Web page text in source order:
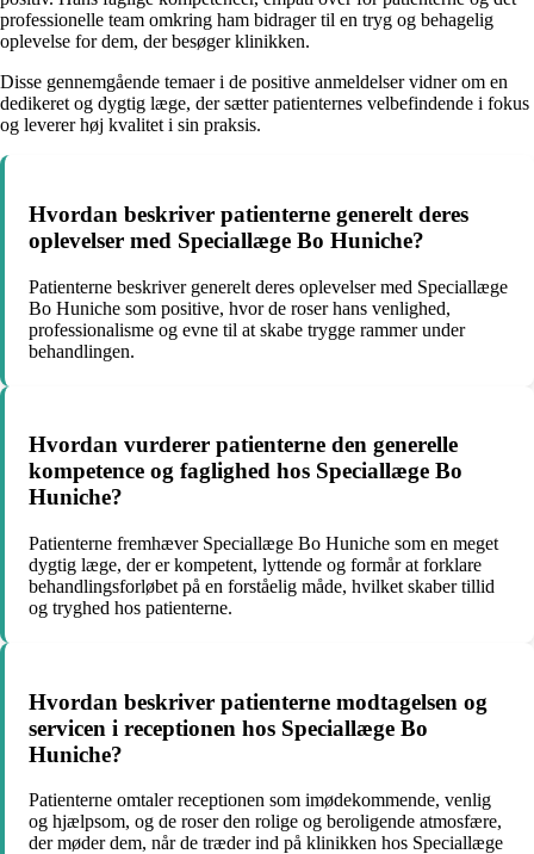
professionelle team omkring ham bidrager til en tryg og behagelig
oplevelse for dem, der besøger klinikken.
Disse gennemgående temaer i de positive anmeldelser vidner om en
dedikeret og dygtig læge, der sætter patienternes velbefindende i fokus
og leverer høj kvalitet i sin praksis.
Hvordan beskriver patienterne generelt deres
oplevelser med Speciallæge Bo Huniche?
Patienterne beskriver generelt deres oplevelser med Speciallæge
Bo Huniche som positive, hvor de roser hans venlighed,
professionalisme og evne til at skabe trygge rammer under
behandlingen.
Hvordan vurderer patienterne den generelle
kompetence og faglighed hos Speciallæge Bo
Huniche?
Patienterne fremhæver Speciallæge Bo Huniche som en meget
dygtig læge, der er kompetent, lyttende og formår at forklare
behandlingsforløbet på en forståelig måde, hvilket skaber tillid
og tryghed hos patienterne.
Hvordan beskriver patienterne modtagelsen og
servicen i receptionen hos Speciallæge Bo
Huniche?
Patienterne omtaler receptionen som imødekommende, venlig
og hjælpsom, og de roser den rolige og beroligende atmosfære,
der møder dem, når de træder ind på klinikken hos Speciallæge